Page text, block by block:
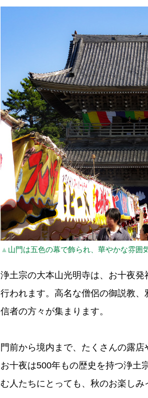
▲ 山門は五色の幕で飾られ、華やかな雰囲
浄土宗の大本山光明寺は、お十夜
行われます。高名な僧侶の御説教
信者の方々が集まります。
門前から境内まで、たくさんの露店
お十夜は500年もの歴史を持つ浄土
む人たちにとっても、秋のお楽しみ